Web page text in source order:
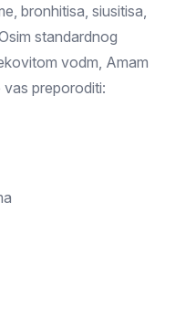
bronhitisa, siusitisa,
standardnog
vodm, Amam
vas preporoditi: